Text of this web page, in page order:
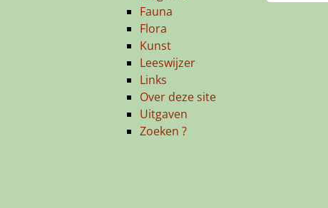
Fauna
Flora
Kunst
Leeswijzer
Links
Over deze site
Uitgaven
Zoeken ?